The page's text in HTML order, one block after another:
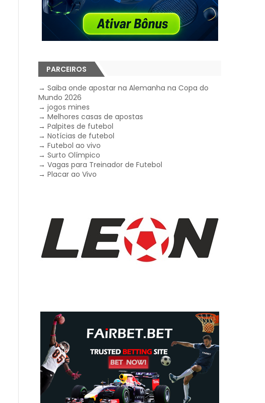
PARCEIROS
→Saiba onde apostar na Alemanha na Copa do
Mundo 2026
→jogos mines
→Melhores casas de apostas
→Palpites de futebol
→Notícias de futebol
→Futebol ao vivo
→Surto Olímpico
→Vagas para Treinador de Futebol
→Placar ao Vivo